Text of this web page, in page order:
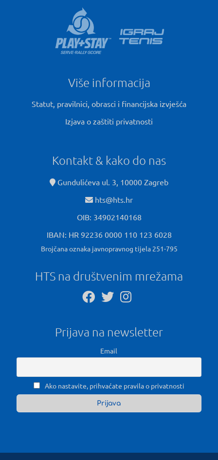
Više informacija
Statut, pravilnici, obrasci i financijska izvješća
Izjava o zaštiti privatnosti
Kontakt & kako do nas
Gundulićeva ul. 3, 10000 Zagreb
hts@hts.hr
OIB: 34902140168
IBAN: HR 92236 0000 110 123 6028
Brojčana oznaka javnopravnog tijela 251-795
HTS na društvenim mrežama
Prijava na newsletter
Email
Ako nastavite, prihvaćate pravila o privatnosti